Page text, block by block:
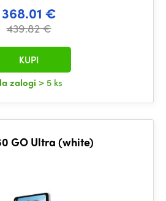
368.01 €
439.82 €
zalogi > 5 ks
KUPI
GO Ultra (white)